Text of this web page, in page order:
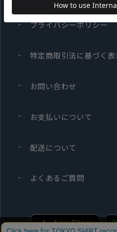
プライバシーポリシー
特定商取引法に基づく
お問い合わせ
お支払いについて
配送について
よくあるご質問